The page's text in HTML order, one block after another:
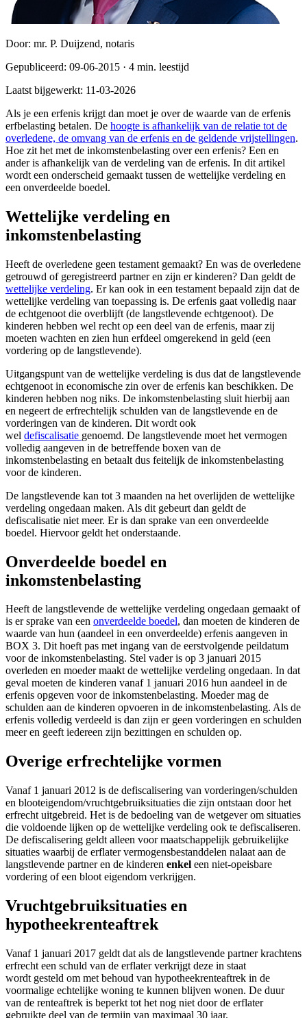
Door: mr. P. Duijzend, notaris
Gepubliceerd: 09-06-2015 · 4 min. leestijd
Laatst bijgewerkt: 11-03-2026
Als je een erfenis krijgt dan moet je over de waarde van de erfenis
erfbelasting betalen. De hoogte is afhankelijk van de relatie tot de
overledene, de omvang van de erfenis en de geldende vrijstellingen.
Hoe zit het met de inkomstenbelasting over een erfenis? Een en
ander is afhankelijk van de verdeling van de erfenis. In dit artikel
wordt een onderscheid gemaakt tussen de wettelijke verdeling en
een onverdeelde boedel.
Wettelijke verdeling en
inkomstenbelasting
Heeft de overledene geen testament gemaakt? En was de overledene
getrouwd of geregistreerd partner en zijn er kinderen? Dan geldt de
wettelijke verdeling. Er kan ook in een testament bepaald zijn dat de
wettelijke verdeling van toepassing is. De erfenis gaat volledig naar
de echtgenoot die overblijft (de langstlevende echtgenoot). De
kinderen hebben wel recht op een deel van de erfenis, maar zij
moeten wachten en zien hun erfdeel omgerekend in geld (een
vordering op de langstlevende).
Uitgangspunt van de wettelijke verdeling is dus dat de langstlevende
echtgenoot in economische zin over de erfenis kan beschikken. De
kinderen hebben nog niks. De inkomstenbelasting sluit hierbij aan
en negeert de erfrechtelijk schulden van de langstlevende en de
vorderingen van de kinderen. Dit wordt ook
wel defiscalisatie genoemd. De langstlevende moet het vermogen
volledig aangeven in de betreffende boxen van de
inkomstenbelasting en betaalt dus feitelijk de inkomstenbelasting
voor de kinderen.
De langstlevende kan tot 3 maanden na het overlijden de wettelijke
verdeling ongedaan maken. Als dit gebeurt dan geldt de
defiscalisatie niet meer. Er is dan sprake van een onverdeelde
boedel. Hiervoor geldt het onderstaande.
Onverdeelde boedel en
inkomstenbelasting
Heeft de langstlevende de wettelijke verdeling ongedaan gemaakt of
is er sprake van een onverdeelde boedel, dan moeten de kinderen de
waarde van hun (aandeel in een onverdeelde) erfenis aangeven in
BOX 3. Dit hoeft pas met ingang van de eerstvolgende peildatum
voor de inkomstenbelasting. Stel vader is op 3 januari 2015
overleden en moeder maakt de wettelijke verdeling ongedaan. In dat
geval moeten de kinderen vanaf 1 januari 2016 hun aandeel in de
erfenis opgeven voor de inkomstenbelasting. Moeder mag de
schulden aan de kinderen opvoeren in de inkomstenbelasting. Als de
erfenis volledig verdeeld is dan zijn er geen vorderingen en schulden
meer en geeft iedereen zijn bezittingen en schulden op.
Overige erfrechtelijke vormen
Vanaf 1 januari 2012 is de defiscalisering van vorderingen/schulden
en blooteigendom/vruchtgebruiksituaties die zijn ontstaan door het
erfrecht uitgebreid. Het is de bedoeling van de wetgever om situaties
die voldoende lijken op de wettelijke verdeling ook te defiscaliseren.
De defiscalisering geldt alleen voor maatschappelijk gebruikelijke
situaties waarbij de erflater vermogensbestanddelen nalaat aan de
langstlevende partner en de kinderen enkel een niet-opeisbare
vordering of een bloot eigendom verkrijgen.
Vruchtgebruiksituaties en
hypotheekrenteaftrek
Vanaf 1 januari 2017 geldt dat als de langstlevende partner krachtens
erfrecht een schuld van de erflater verkrijgt deze in staat
wordt gesteld om met behoud van hypotheekrenteaftrek in de
voormalige echtelijke woning te kunnen blijven wonen. De duur
van de renteaftrek is beperkt tot het nog niet door de erflater
gebruikte deel van de termijn van maximaal 30 jaar.